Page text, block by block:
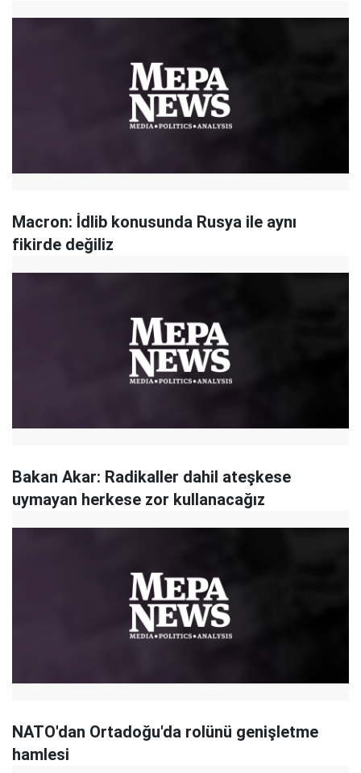
Macron: İdlib konusunda Rusya ile aynı
fikirde değiliz
Bakan Akar: Radikaller dahil ateşkese
uymayan herkese zor kullanacağız
NATO'dan Ortadoğu'da rolünü genişletme
hamlesi